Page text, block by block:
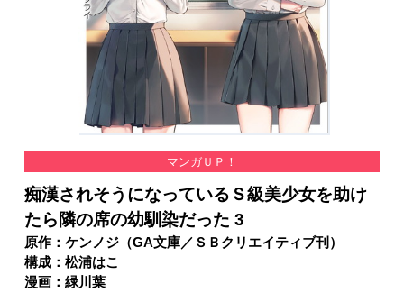
マンガＵＰ！
痴漢されそうになっているＳ級美少女を助け
たら隣の席の幼馴染だった 3
原作：ケンノジ（GA文庫／ＳＢクリエイティブ刊）
構成：松浦はこ
漫画：緑川葉